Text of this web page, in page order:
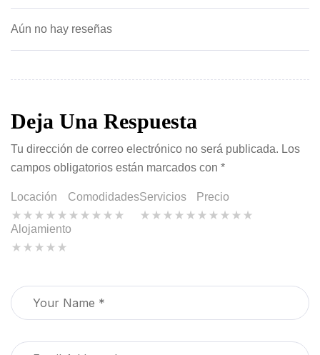
Aún no hay reseñas
Deja Una Respuesta
Tu dirección de correo electrónico no será publicada. Los
campos obligatorios están marcados con *
Locación ComodidadesServicios Precio
Alojamiento